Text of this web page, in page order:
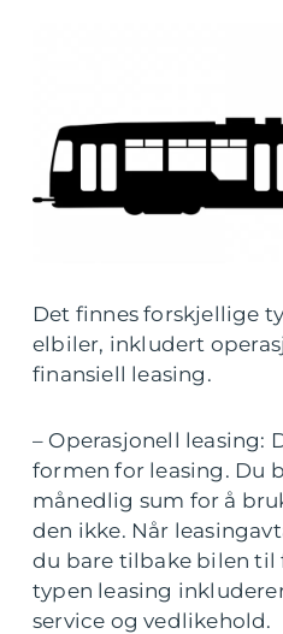
Det finnes forskjellige
elbiler, inkludert
finansiell leasing.
– Operasjonell leasing:
formen for leasing. Du
månedlig sum for å
den ikke. Når
du bare tilbake bilen til
typen leasing
service og vedlikehold.